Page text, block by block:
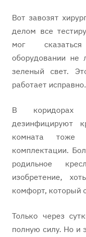
Вот завозят
делом все
мог
оборудовании не
зеленый свет.
работает исправно.
В коридорах
дезинфицируют
комната тоже
комплектации.
родильное
изобретение,
комфорт, который
Только через
полную силу. Но и